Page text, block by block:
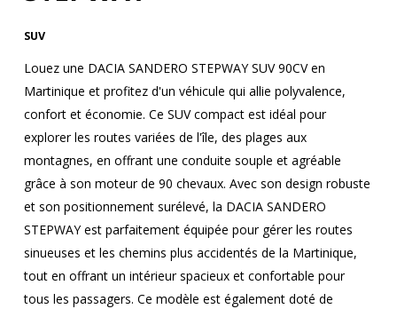
SUV
Louez une DACIA SANDERO STEPWAY SUV 90CV en
Martinique et profitez d'un véhicule qui allie polyvalence,
confort et économie. Ce SUV compact est idéal pour
explorer les routes variées de l'île, des plages aux
montagnes, en offrant une conduite souple et agréable
grâce à son moteur de 90 chevaux. Avec son design robuste
et son positionnement surélevé, la DACIA SANDERO
STEPWAY est parfaitement équipée pour gérer les routes
sinueuses et les chemins plus accidentés de la Martinique,
tout en offrant un intérieur spacieux et confortable pour
tous les passagers. Ce modèle est également doté de